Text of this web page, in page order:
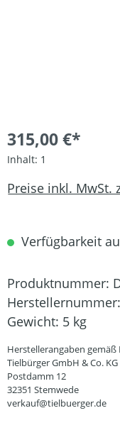
315,00 €*
Inhalt: 1
Preise inkl. MwSt.
Verfügbarkeit
Produktnummer:
Herstellernummer:
Gewicht: 5 kg
Herstellerangaben gemäß
Tielbürger GmbH & Co. KG
Postdamm 12
32351 Stemwede
verkauf@tielbuerger.de